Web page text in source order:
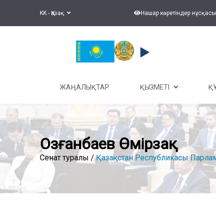
KK - Қазақ Нашар көретіндер
ЖАҢАЛЫҚТАР ҚЫЗМЕТІ
Озғанбаев Өмірзақ
Сенат туралы /Қазақстан Республикасы